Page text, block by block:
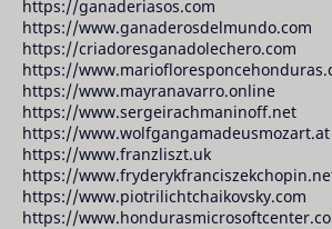
https://ganaderiasos.com
https://www.ganaderosdelmundo.com
https://criadoresganadolechero.com
https://
https://www.mayranavarro.online
https://www.sergeirachmaninoff.net
https://www.wolfgangamadeusmozart.at
https://www.franzliszt.uk
https://
https://www.piotrilichtchaikovsky.com
https://